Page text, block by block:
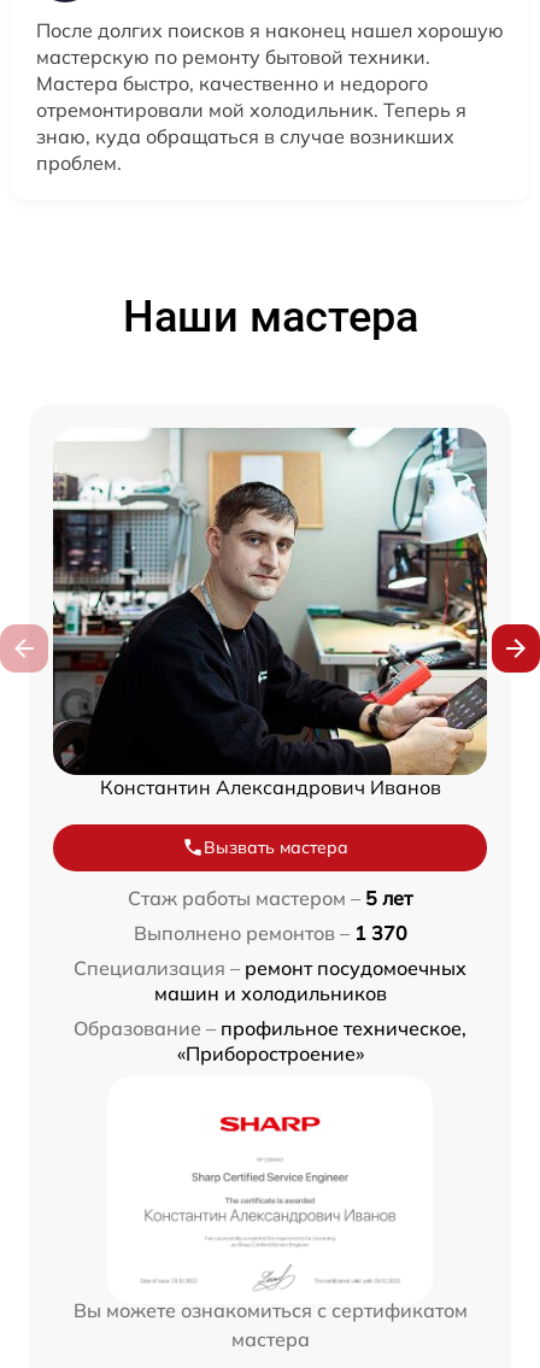
После долгих поисков я наконец нашел хорошую
мастерскую по ремонту бытовой техники.
Мастера быстро, качественно и недорого
отремонтировали мой холодильник. Теперь я
знаю, куда обращаться в случае возникших
проблем.
Наши мастера
Константин Александрович Иванов
Вызвать мастера
Стаж работы мастером – 5 лет
Выполнено ремонтов – 1 370
Специализация – ремонт посудомоечных
машин и холодильников
Образование – профильное техническое,
«Приборостроение»
Вы можете ознакомиться с сертификатом
мастера